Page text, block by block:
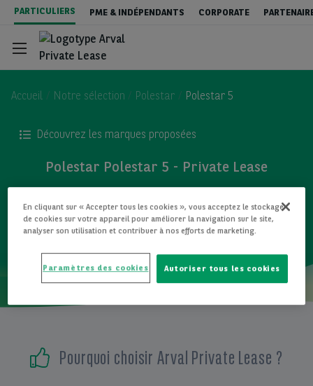
Aller
contenu
principal
PARTICULIERS PME & INDÉPENDANTS CORPORATE
Private Lease - véhicules neufs
Accueil Notre sélection Polestar Polestar 5
Découvrez les marques proposées
Polestar Polestar 5 - Private Lease
TOUS LES MODÈLES
Pourquoi choisir Arval Private Lease ?
En cliquant sur « Accepter tous les cookies », vous acceptez le stockage
de cookies sur votre appareil pour améliorer la navigation sur le site,
analyser son utilisation et contribuer à nos efforts de marketing.
Autoriser tous les cookies
Paramètres des cookies